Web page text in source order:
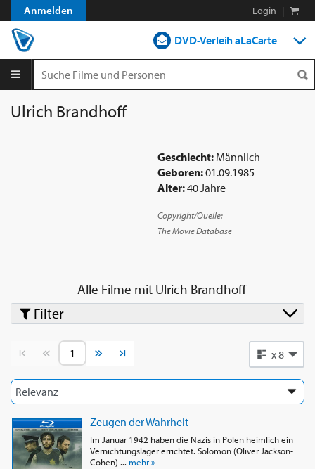
Anmelden Login |
DVD-Verleih aLaCarte
Geschlecht: Männlich
Geboren:01.09.1985
Alter:40 Jahre
Copyright/Quelle:
The Movie Database
Ulrich Brandhoff
Alle Filme mit Ulrich Brandhoff
Vorherige SeiteNächste Seite x 8
Zeugen der Wahrheit
Im Januar 1942 haben die Nazis in Polen heimlich ein
Vernichtungslager errichtet. Solomon (Oliver Jackson-
Cohen) ... mehr »
Filter